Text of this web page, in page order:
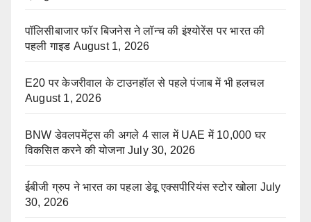
पॉलिसीबाजार फॉर बिजनेस ने लॉन्च की इंश्योरेंस पर भारत की
पहली गाइड August 1, 2026
E20 पर केजरीवाल के टाउनहॉल से पहले पंजाब में भी हलचल
August 1, 2026
BNW डेवलपमेंट्स की अगले 4 साल में UAE में 10,000 घर
विकसित करने की योजना July 30, 2026
ईबीजी ग्रुप ने भारत का पहला डेवू एक्सपीरियंस स्टोर खोला July
30, 2026